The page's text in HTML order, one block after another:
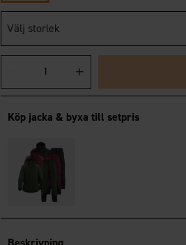
OrganoTex
Välj storlek
Köp jacka & byxa till setpris